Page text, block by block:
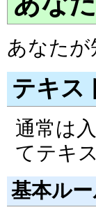
あなた
テキス
通常は
てテキ
基本ル